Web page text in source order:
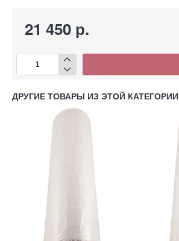
21 450 р.
ДРУГИЕ ТОВАРЫ ИЗ ЭТОЙ КАТЕГОРИИ